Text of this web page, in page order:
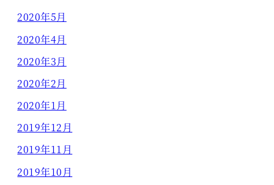
2020年5月
2020年4月
2020年3月
2020年2月
2020年1月
2019年12月
2019年11月
2019年10月